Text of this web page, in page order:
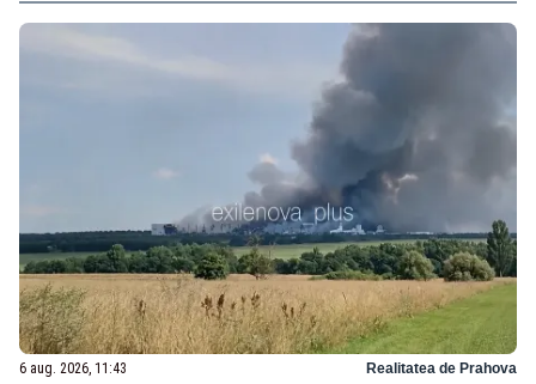
6 aug. 2026, 11:43 Realitatea de Prahova